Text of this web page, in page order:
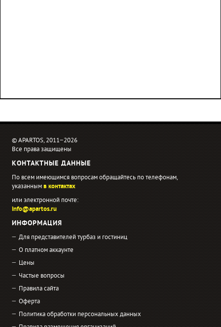
© APARTOS, 2011−2026
Все права защищены
КОНТАКТНЫЕ ДАННЫЕ
По всем имеющимся вопросам обращайтесь по телефонам,
указаннымв контактах
или электронной почте:
info@apartos.ru
ИНФОРМАЦИЯ
Для представителей турбаз и гостиниц
О платном аккаунте
Цены
Частые вопросы
Правила сайта
Оферта
Политика обработки персональных данных